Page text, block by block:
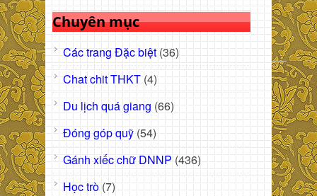
Chuyên mục
Các trang Đặc biệt (36)
Chat chit THKT (4)
Du lịch quá giang (66)
Đóng góp quỹ (54)
Gánh xiếc chữ DNNP (436)
Học trò (7)